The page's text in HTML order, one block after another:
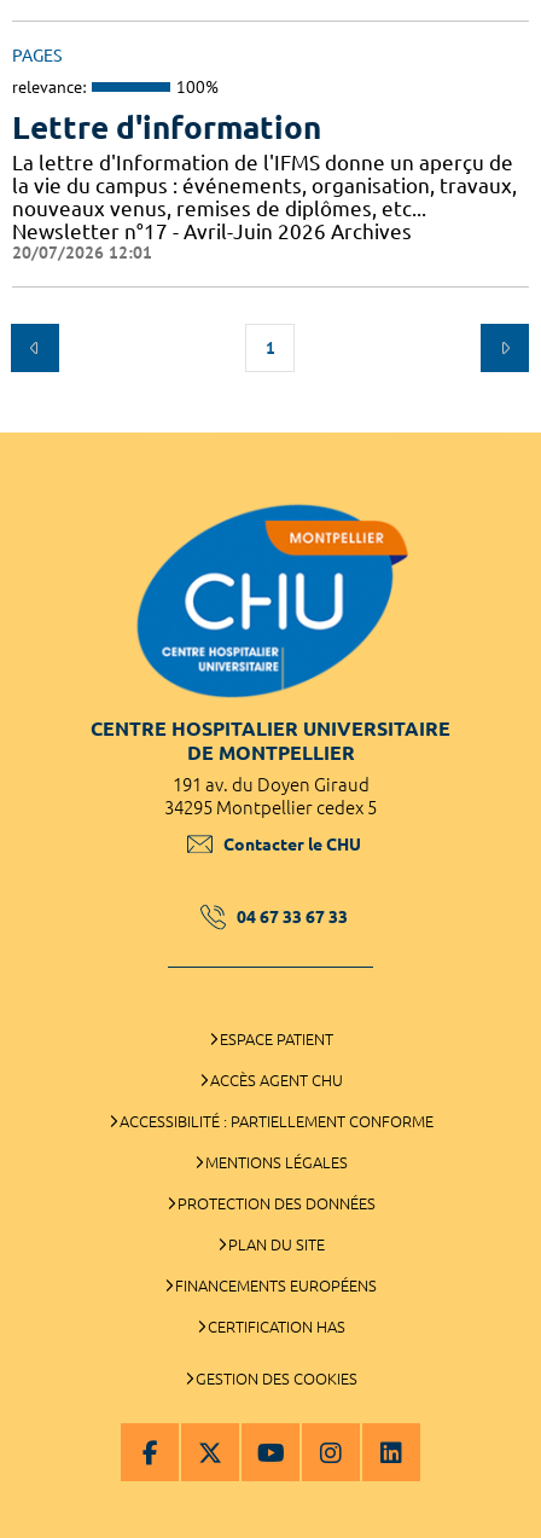
PAGES
relevance: 100%
Lettre d'information
La lettre d'Information de l'IFMS donne un aperçu de
la vie du campus : événements, organisation, travaux,
nouveaux venus, remises de diplômes, etc...
Newsletter n°17 - Avril-Juin 2026 Archives
20/07/2026 12:01
1
CENTRE HOSPITALIER UNIVERSITAIRE
DE MONTPELLIER
191 av. du Doyen Giraud
34295 Montpellier cedex 5
Contacter le CHU
04 67 33 67 33
ESPACE PATIENT
ACCÈS AGENT CHU
ACCESSIBILITÉ : PARTIELLEMENT CONFORME
MENTIONS LÉGALES
PROTECTION DES DONNÉES
PLAN DU SITE
FINANCEMENTS EUROPÉENS
CERTIFICATION HAS
GESTION DES COOKIES